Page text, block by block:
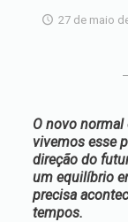
27 de maio
O novo
vivemos esse
direção do
um equilíbrio
precisa
tempos.